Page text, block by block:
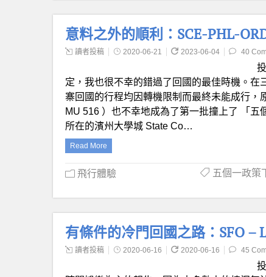
意料之外的順利：SCE-PHL-
讀者投稿 2020-06-21 2023-06-04 40
定，我也很不幸的錯過了回國的最佳時機。
寨回國的行程均因轉機限制而最終未能成行，
MU 516 ）也不幸地成為了第一批撞上了 「
所在的濱州大學城 State Co…
Read More
飛行體驗 五個一政策
有條件的冷門回國之路：SFO –
讀者投稿 2020-06-16 2020-06-16 45